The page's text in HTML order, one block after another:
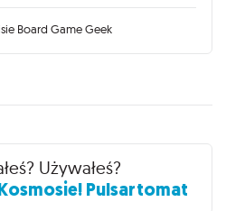
Board Game Geek
Używałeś?
Pulsartomat